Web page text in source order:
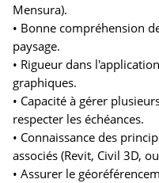
Mensura).
• Bonne compréhension
paysage.
• Rigueur dans
graphiques.
• Capacité à gérer
respecter les échéances.
• Connaissance des
associés (Revit, Civil 3D,
• Assurer le